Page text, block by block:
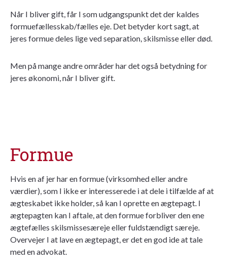
Når I bliver gift, får I som udgangspunkt det der kaldes
formuefællesskab/fælles eje. Det betyder kort sagt, at
jeres formue deles lige ved separation, skilsmisse eller død.
Men på mange andre områder har det også betydning for
jeres økonomi, når I bliver gift.
Formue
Hvis en af jer har en formue (virksomhed eller andre
værdier), som I ikke er interesserede i at dele i tilfælde af at
ægteskabet ikke holder, så kan I oprette en ægtepagt. I
ægtepagten kan I aftale, at den formue forbliver den ene
ægtefælles skilsmissesæreje eller fuldstændigt særeje.
Overvejer I at lave en ægtepagt, er det en god ide at tale
med en advokat.